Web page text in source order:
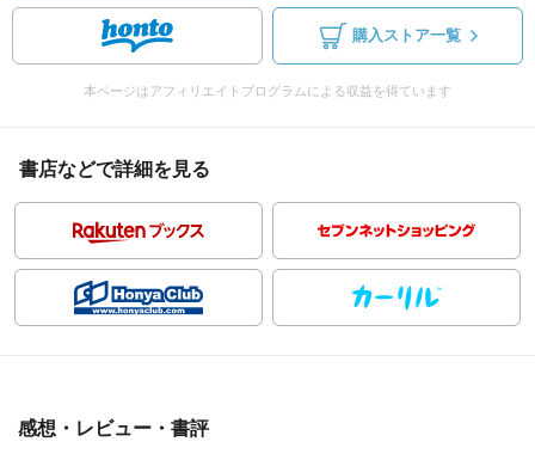
購入ストア一覧
本ページはアフィリエイトプログラムによる収益を得ています
書店などで詳細を見る
感想・レビュー・書評